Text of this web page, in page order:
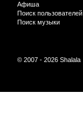
Афиша
Поиск пользователей
Поиск музыки
© 2007 - 2026 Shalala